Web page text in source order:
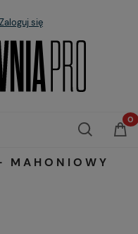
Zaloguj się
MAHONIOWY